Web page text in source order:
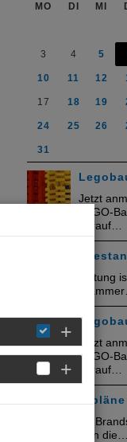
MO DI MI
3 4 5
10 11 12
17 18 19
24 25 26
31
Jetzt
LEGO-
darauf…
Bäder im
Die Veranstaltung
Jetzt
LEGO-
darauf…
Das Seminar
an zwei Tagen die…